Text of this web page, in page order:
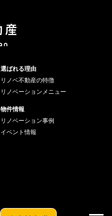
選ばれる理由
リノベ不動産の特徴
リノベーションメニュー
物件情報
リノベーション事例
イベント情報